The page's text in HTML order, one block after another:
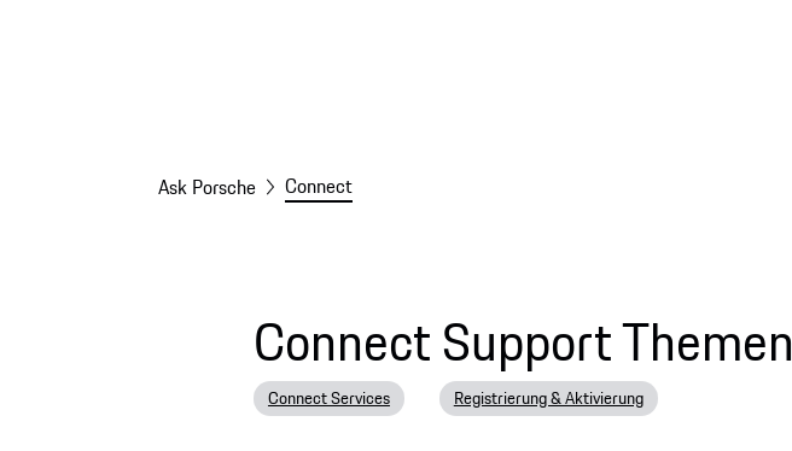
Ask Porsche Connect
Connect Support Themen
Connect Services Registrierung & Aktivierung